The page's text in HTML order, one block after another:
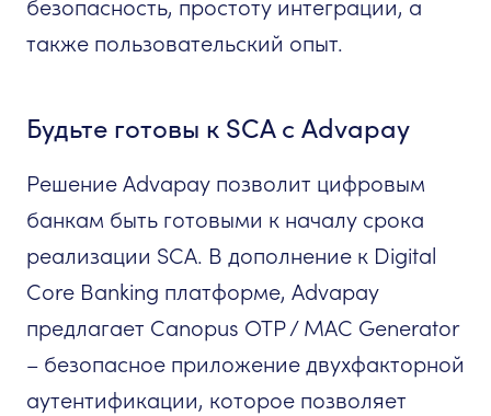
безопасность, простоту интеграции, а
также пользовательский опыт.
Будьте готовы к SCA с Advapay
Решение Advapay позволит цифровым
банкам быть готовыми к началу срока
реализации SCA. В дополнение к Digital
Core Banking платформе, Advapay
предлагает Canopus OTP / MAC Generator
– безопасное приложение двухфакторной
аутентификации, которое позволяет